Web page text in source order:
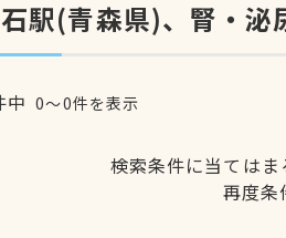
駅(青森県)、腎・泌
中 0〜0件を表示
検索条件に当てはま
再度条